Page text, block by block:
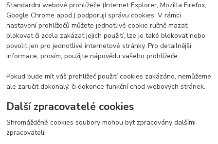
Standardní webové prohlížeče (Internet Explorer, Mozilla Firefox,
Google Chrome apod.) podporují správu cookies. V rámci
nastavení prohlížečů můžete jednotlivé cookie ručně mazat,
blokovat či zcela zakázat jejich použití, lze je také blokovat nebo
povolit jen pro jednotlivé internetové stránky. Pro detailnější
informace, prosím, použijte nápovědu vašeho prohlížeče.
Pokud bude mít váš prohlížeč použití cookies zakázáno, nemůžeme
ale zaručit dokonalý, či dokonce funkční chod webových stránek.
Další zpracovatelé cookies
Shromážděné cookies soubory mohou být zpracovány dalšími
zpracovateli: